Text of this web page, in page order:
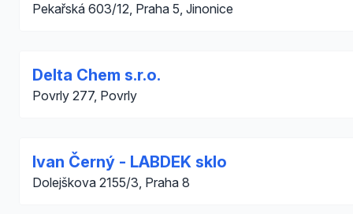
Pekařská 603/12, Praha 5, Jinonice
Delta Chem s.r.o.
Povrly 277, Povrly
Ivan Černý - LABDEK sklo
Dolejškova 2155/3, Praha 8